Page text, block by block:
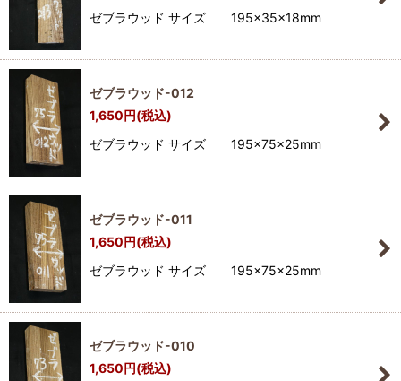
ゼブラウッド サイズ 195×35×18mm
ゼブラウッド-012
1,650円(税込)
ゼブラウッド サイズ 195×75×25mm
ゼブラウッド-011
1,650円(税込)
ゼブラウッド サイズ 195×75×25mm
ゼブラウッド-010
1,650円(税込)